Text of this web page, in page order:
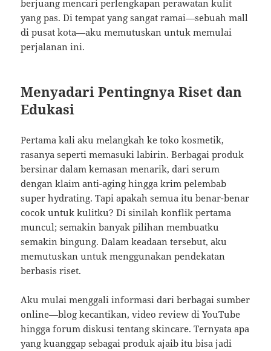
berjuang mencari perlengkapan perawatan kulit
yang pas. Di tempat yang sangat ramai—sebuah mall
di pusat kota—aku memutuskan untuk memulai
perjalanan ini.
Menyadari Pentingnya Riset dan
Edukasi
Pertama kali aku melangkah ke toko kosmetik,
rasanya seperti memasuki labirin. Berbagai produk
bersinar dalam kemasan menarik, dari serum
dengan klaim anti-aging hingga krim pelembab
super hydrating. Tapi apakah semua itu benar-benar
cocok untuk kulitku? Di sinilah konflik pertama
muncul; semakin banyak pilihan membuatku
semakin bingung. Dalam keadaan tersebut, aku
memutuskan untuk menggunakan pendekatan
berbasis riset.
Aku mulai menggali informasi dari berbagai sumber
online—blog kecantikan, video review di YouTube
hingga forum diskusi tentang skincare. Ternyata apa
yang kuanggap sebagai produk ajaib itu bisa jadi